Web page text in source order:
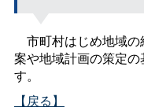
市町村はじめ地域の
案や地域計画の策定
す。
【戻る】